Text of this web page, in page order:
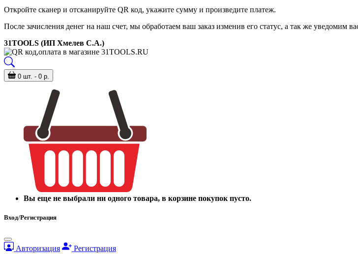
Откройте сканер и отсканируйте QR код, укажите сумму и произведите платеж.
После зачисления денег на наш счет, мы обработаем ваш заказ изменив его статус, а так же уведомим
31TOOLS (ИП Хмелев С.А.)
0 шт. - 0 р.
Вы еще не выбрали ни одного товара, в корзине покупок пусто.
Вход/Регистрация
Авторизация Регистрация